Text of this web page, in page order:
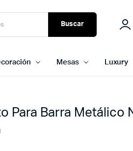
Buscar
Mesas Luxury
Para Barra Metálico